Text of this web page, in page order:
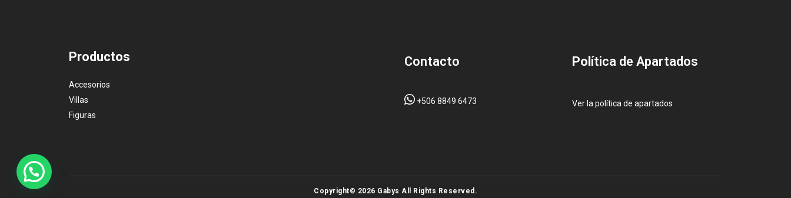
Productos
Accesorios
Villas
Figuras
Contacto
+506 8849 6473
Pol ítica de Apartados
Ver la política de apartados
Copyright© 2026 Gabys All Rights Reserved.